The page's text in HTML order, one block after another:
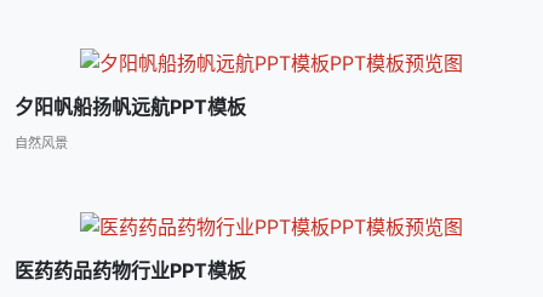
夕阳帆船扬帆远航PPT模板
自然风景
医药药品药物行业PPT模板